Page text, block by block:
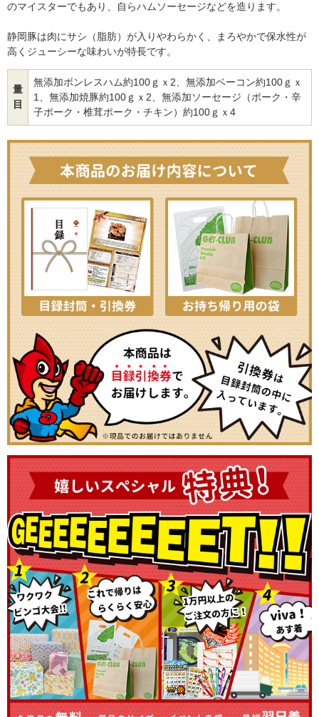
のマイスターでもあり、自らハムソーセージなどを造ります。
静岡豚は肉にサシ（脂肪）が入りやわらかく、まろやかで保水性が
高くジューシーな味わいが特長です。
量
目
無添加ボンレスハム約100ｇｘ2、無添加ベーコン約100ｇｘ
1、無添加焼豚約100ｇｘ2、無添加ソーセージ（ポーク・辛
子ポーク・椎茸ポーク・チキン）約100ｇｘ4